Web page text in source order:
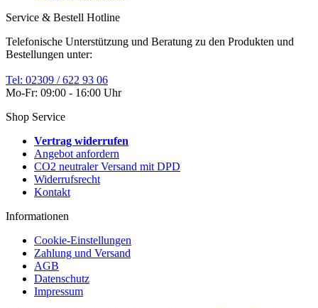
Service & Bestell Hotline
Telefonische Unterstützung und Beratung zu den Produkten und
Bestellungen unter:
Tel: 02309 / 622 93 06
Mo-Fr: 09:00 - 16:00 Uhr
Shop Service
Vertrag widerrufen
Angebot anfordern
CO2 neutraler Versand mit DPD
Widerrufsrecht
Kontakt
Informationen
Cookie-Einstellungen
Zahlung und Versand
AGB
Datenschutz
Impressum